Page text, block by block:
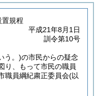
置規程
平成21年8月1日
訓令第10号
う。)の市民からの疑念
り、もって市民の職員
職員綱紀粛正委員会(以